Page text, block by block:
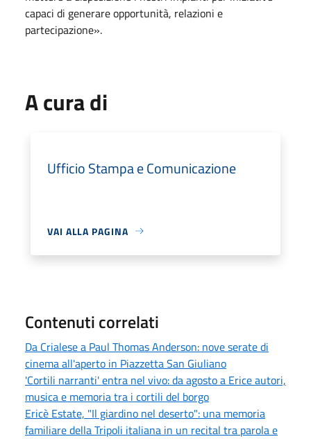
capaci di generare opportunità, relazioni e
partecipazione».
A cura di
Ufficio Stampa e Comunicazione
VAI ALLA PAGINA
Contenuti correlati
Da Crialese a Paul Thomas Anderson: nove serate di
cinema all'aperto in Piazzetta San Giuliano
'Cortili narranti' entra nel vivo: da agosto a Erice autori,
musica e memoria tra i cortili del borgo
Ericè Estate, "Il giardino nel deserto": una memoria
familiare della Tripoli italiana in un recital tra parola e